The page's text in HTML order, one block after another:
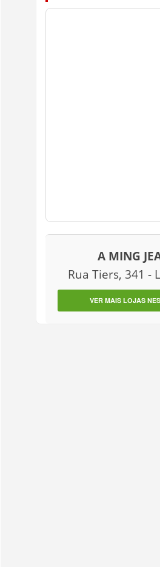
A MING
Rua Tiers, 341 -
VER MAIS LOJAS